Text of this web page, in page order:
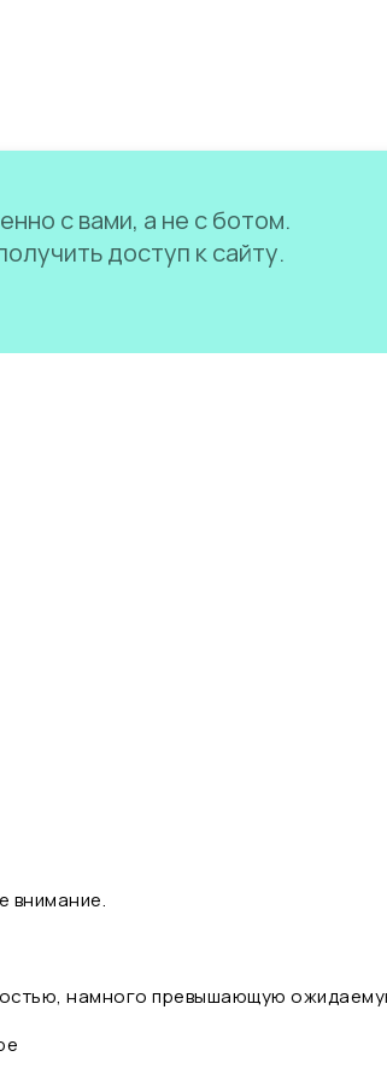
с вами, а не с ботом.
доступ к сайту.
внимание.
намного превышающую